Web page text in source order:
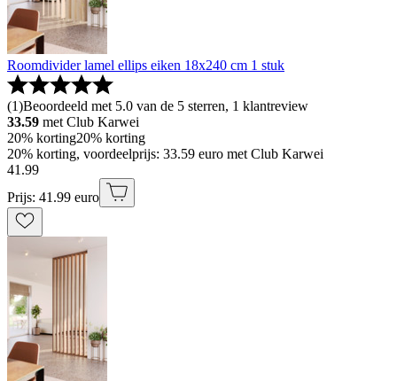
Roomdivider lamel ellips eiken 18x240 cm 1 stuk
(1)Beoordeeld met 5.0 van de 5 sterren, 1 klantreview
33.59 met Club Karwei
20% korting20% korting
20% korting, voordeelprijs: 33.59 euro met Club Karwei
41 .99
Prijs: 41.99 euro